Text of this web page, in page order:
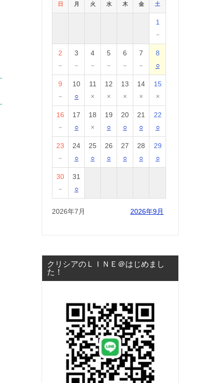
日 月 火 水 木 金 土
1
－
2
－
3
－
4
－
5
－
6
－
7
－
8
○
9
－
10
○
11
×
12
×
13
×
14
×
15
×
16
－
17
○
18
×
19
○
20
○
21
○
22
○
23
－
24
○
25
○
26
○
27
○
28
○
29
○
30
－
31
○
2026年7月 2026年9月
クリシアのＬＩＮＥ＠はじめまし
た！